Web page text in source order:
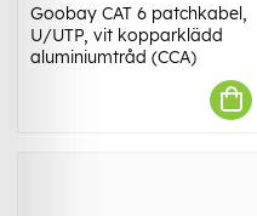
Goobay CAT 6 patchkabel,
U/UTP, vit kopparklädd
aluminiumtråd (CCA)